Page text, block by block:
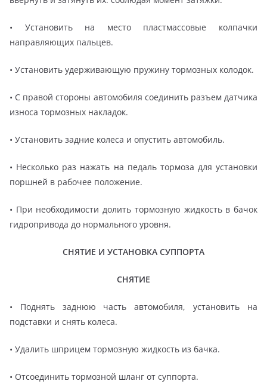
• Установить на место пластмассовые колпачки
направляющих пальцев.
• Установить удерживающую пружину тормозных колодок.
• С правой стороны автомобиля соединить разъем датчика
износа тормозных накладок.
• Установить задние колеса и опустить автомобиль.
• Несколько раз нажать на педаль тормоза для установки
поршней в рабочее положение.
• При необходимости долить тормозную жидкость в бачок
гидропривода до нормального уровня.
СНЯТИЕ И УСТАНОВКА СУППОРТА
СНЯТИЕ
• Поднять заднюю часть автомобиля, установить на
подставки и снять колеса.
• Удалить шприцем тормозную жидкость из бачка.
• Отсоединить тормозной шланг от суппорта.